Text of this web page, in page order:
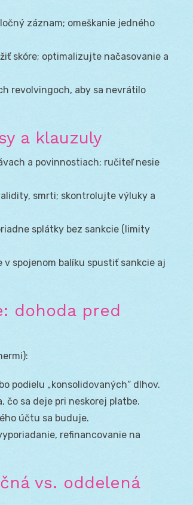
záznam; omeškanie jedného
skóre; optimalizujte načasovanie a
revolvingoch, aby sa nevrátilo
a klauzuly
a povinnostiach; ručiteľ nesie
smrti; skontrolujte výluky a
splátky bez sankcie (limity
v spojenom balíku spustiť sankcie aj
dohoda pred
podielu „konsolidovaných“ dlhov.
čo sa deje pri neskorej platbe.
účtu sa buduje.
refinancovanie na
vs. oddelená